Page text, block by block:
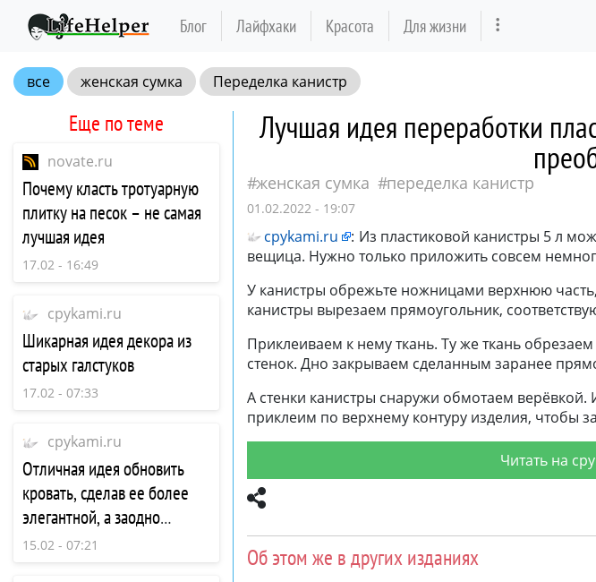
Блог Лайфхаки Красота Для жизни
все женская сумка Переделка канистр
Еще по теме
novate.ru
Почему класть тротуарную
плитку на песок – не самая
лучшая идея
17.02 - 16:49
cpykami.ru
Шикарная идея декора из
старых галстуков
17.02 - 07:33
cpykami.ru
Отличная идея обновить
кровать, сделав ее более
элегантной, а заодно
спрятать все, что под ней
15.02 - 07:21
Лучшая идея переработки
женская сумка переделка канистр
01.02.2022 - 19:07
cpykami.ru : Из пластиковой канистры 5 л
вещица. Нужно только приложить совсем
У канистры обрежьте ножницами верхнюю
канистры вырезаем прямоугольник,
Приклеиваем к нему ткань. Ту же ткань
стенок. Дно закрываем сделанным заранее
А стенки канистры снаружи обмотаем верёвкой.
приклеим по верхнему контуру изделия, чтобы
Читать на
Об этом же в других изданиях